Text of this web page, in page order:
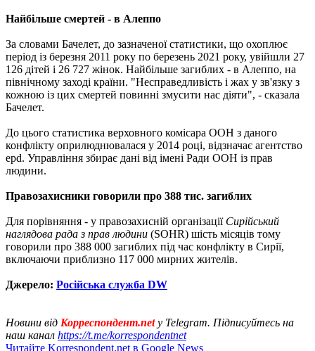
Найбільше смертей - в Алеппо
За словами Бачелет, до зазначеної статистики, що охоплює
період із березня 2011 року по березень 2021 року, увійшли 27
126 дітей і 26 727 жінок. Найбільше загиблих - в Алеппо, на
північному заході країни. "Несправедливість і жах у зв'язку з
кожною із цих смертей повинні змусити нас діяти", - сказала
Бачелет.
До цього статистика верховного комісара ООН з даного
конфлікту оприлюднювалася у 2014 році, відзначає агентство
epd. Управління збирає дані від імені Ради ООН із прав
людини.
Правозахисники говорили про 388 тис. загиблих
Для порівняння - у правозахисній організації Сирійський
наглядова рада з прав людини (SOHR) шість місяців тому
говорили про 388 000 загиблих під час конфлікту в Сирії,
включаючи приблизно 117 000 мирних жителів.
Джерело: Російська служба DW
Новини від Корреспондент.netу Telegram. Підписуйтесь на
наш канал https://t.me/korrespondentnet
Читайте Korrespondent.net в Google News